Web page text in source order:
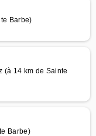
Barbe)
(à 14 km de Sainte
Barbe)